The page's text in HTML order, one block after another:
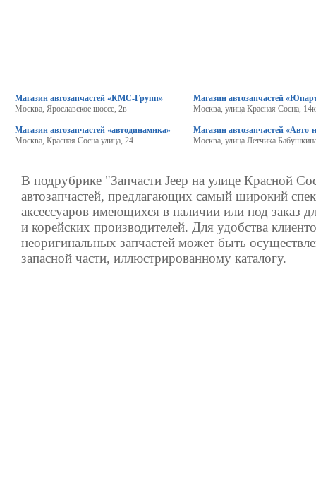
Магазин автозапчастей «КМС-Групп»
Москва, Ярославское шоссе, 2в
Магазин автозапчастей «автодинамика»
Москва, Красная Сосна улица, 24
Магазин автозапчастей
Москва, улица Красная Сосна,
Магазин автозапчастей «Авто-
Москва, улица Летчика
В подрубрике "Запчасти Jeep на улице Красной
автозапчастей, предлагающих самый широкий
аксессуаров имеющихся в наличии или под заказ
и корейских производителей. Для удобства
неоригинальных запчастей может быть
запасной части, иллюстрированному каталогу.